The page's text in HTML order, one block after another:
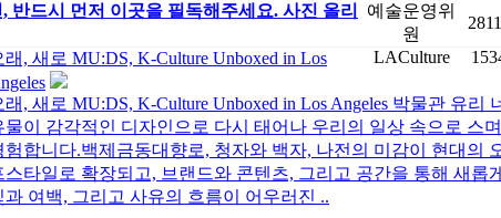
반드시 먼저 이곳을 필독해주세요. 사진 올리
예술운영위
원
래, 새로 MU:DS, K-Culture Unboxed in Los
LACulture
래, 새로 MU:DS, K-Culture Unboxed in Los Angeles 박물관 유리
물이 감각적인 디자인으로 다시 태어나 우리의 일상 속으로 스
험합니다.백제금동대향로, 청자와 백자, 나전의 미감이 현대의
스타일로 확장되고, 브랜드와 콘텐츠, 그리고 공간을 통해 새롭
과 여백, 그리고 사유의 흐름이 어우러진 ..